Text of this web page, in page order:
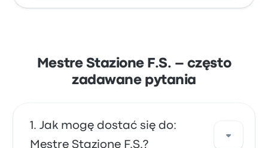
Mestre Stazione F.S. – często
zadawane pytania
Jak mogę dostać się do:
Mestre Stazione F.S.?